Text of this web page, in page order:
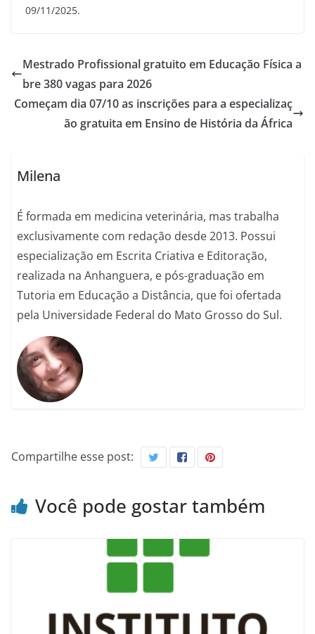
09/11/2025.
Mestrado Profissional gratuito em Educação Física a
bre 380 vagas para 2026
Começam dia 07/10 as inscrições para a especializaç
ão gratuita em Ensino de História da África
Milena
É formada em medicina veterinária, mas trabalha
exclusivamente com redação desde 2013. Possui
especialização em Escrita Criativa e Editoração,
realizada na Anhanguera, e pós-graduação em
Tutoria em Educação a Distância, que foi ofertada
pela Universidade Federal do Mato Grosso do Sul.
Compartilhe esse post:
Você pode gostar também